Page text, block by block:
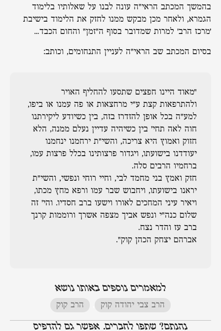
בהמשך המכתב הראי"ה עונה לבנו על שאלותיו בלימוד
הגמרא, ולאחר מכן מבקש ממנו לחזק את הלימוד בישיבת
'מרכז הרב' למרות שמדובר בסוף ה"זמן" והחום הכבד…
בסיום המכתב שב הראי"ה לעניין התנחומים, וכותב:
"מאוד היינו חפצים שתסעו להחליף האויר
ולהתרפאות קצת ע"י מרחצאות או פה עמנו או ביפו,
למע"ה בכל אופן להזדרז בזה, בין כשיודע ליקירתנו
חוה לאה תחי' בין כשיהיה עדיין נעלם ממנה, הלא
חזוק ואמוץ היא צריכה, והשי"ת ירחמנו ינחמנו
יעודדנו בישועתו, ויגדור פרצותינו בכלל פרצות עמו,
ברחמיו הרבים סלה.
חזק ואמץ בני מחמד לבי, וחיי רוחי ונפשי, והשי"ת
יראנו בישועתו, ויחבוש שבר עמו ורפא מחץ מכתו,
ויאיר עיני המחכים לאורו וישעו ברב חסדיו. והי' זה
שלום כנה"י ונפש אביך מצפה אשרך ורוממות קרנך
ברב עז והדר נצח.
אברהם יצחק הכהן קוק".
למאמרים נוספים באותו נושא
הרב צבי יהודה קוק הרב קוק
נהנתם? שתפו לחברים. אפשר גם להדפיס